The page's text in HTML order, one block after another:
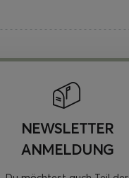
NEWSLETTER
ANMELDUNG